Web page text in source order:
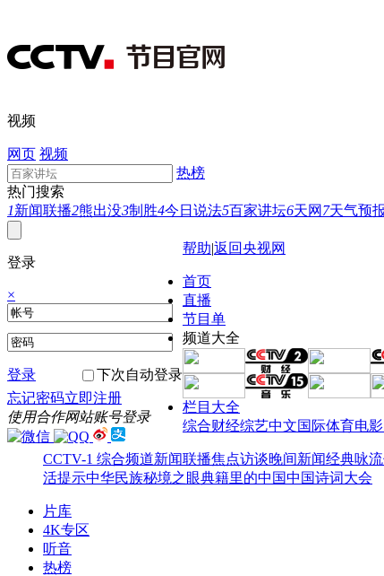
视频
网页 视频
热榜
热门搜索
1新闻联播2熊出没3制胜4今日说法5百家讲坛6天网 7天气预
登录
×
登录
下次自动登录
忘记密码立即注册
使用合作网站账号登录
帮助|返回央视网
首页
直播
节目单
频道大全
栏目大全
综合财经综艺中文国际体育电影
CCTV-1 综合频道新闻联播焦点访谈晚间新闻经典咏
活提示中华民族秘境之眼典籍里的中国中国诗词大会
片库
4K专区
听音
热榜